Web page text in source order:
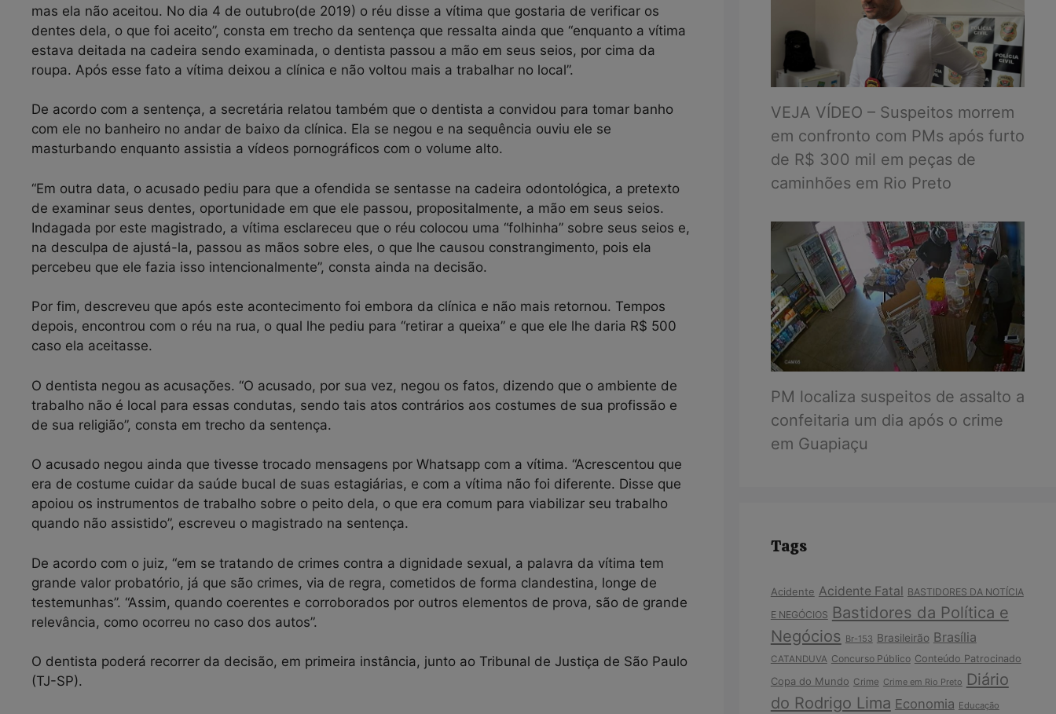
mas ela não aceitou. No dia 4 de outubro(de 2019) o réu disse a vítima que gostaria de verificar os
dentes dela, o que foi aceito”, consta em trecho da sentença que ressalta ainda que “enquanto a vítima
estava deitada na cadeira sendo examinada, o dentista passou a mão em seus seios, por cima da
roupa. Após esse fato a vítima deixou a clínica e não voltou mais a trabalhar no local”.
De acordo com a sentença, a secretária relatou também que o dentista a convidou para tomar banho
com ele no banheiro no andar de baixo da clínica. Ela se negou e na sequência ouviu ele se
masturbando enquanto assistia a vídeos pornográficos com o volume alto.
“Em outra data, o acusado pediu para que a ofendida se sentasse na cadeira odontológica, a pretexto
de examinar seus dentes, oportunidade em que ele passou, propositalmente, a mão em seus seios.
Indagada por este magistrado, a vítima esclareceu que o réu colocou uma “folhinha” sobre seus seios e,
na desculpa de ajustá-la, passou as mãos sobre eles, o que lhe causou constrangimento, pois ela
percebeu que ele fazia isso intencionalmente”, consta ainda na decisão.
Por fim, descreveu que após este acontecimento foi embora da clínica e não mais retornou. Tempos
depois, encontrou com o réu na rua, o qual lhe pediu para “retirar a queixa” e que ele lhe daria R$ 500
caso ela aceitasse.
O dentista negou as acusações. “O acusado, por sua vez, negou os fatos, dizendo que o ambiente de
trabalho não é local para essas condutas, sendo tais atos contrários aos costumes de sua profissão e
de sua religião”, consta em trecho da sentença.
O acusado negou ainda que tivesse trocado mensagens por Whatsapp com a vítima. “Acrescentou que
era de costume cuidar da saúde bucal de suas estagiárias, e com a vítima não foi diferente. Disse que
apoiou os instrumentos de trabalho sobre o peito dela, o que era comum para viabilizar seu trabalho
quando não assistido”, escreveu o magistrado na sentença.
De acordo com o juiz, “em se tratando de crimes contra a dignidade sexual, a palavra da vítima tem
grande valor probatório, já que são crimes, via de regra, cometidos de forma clandestina, longe de
testemunhas”. “Assim, quando coerentes e corroborados por outros elementos de prova, são de grande
relevância, como ocorreu no caso dos autos”.
O dentista poderá recorrer da decisão, em primeira instância, junto ao Tribunal de Justiça de São Paulo
(TJ-SP).
VEJA VÍDEO – Suspeitos morrem
em confronto com PMs após furto
de R$ 300 mil em peças de
caminhões em Rio Preto
PM localiza suspeitos de assalto a
confeitaria um dia após o crime
em Guapiaçu
Tags
Acidente Acidente Fatal BASTIDORES DA NOTÍCIA
E NEGÓCIOS Bastidores da Política e
Negócios Br-153 Brasileirão Brasília
CATANDUVA Concurso Público Conteúdo Patrocinado
Copa do Mundo Crime Crime em Rio Preto Diário
do Rodrigo Lima Economia Educação